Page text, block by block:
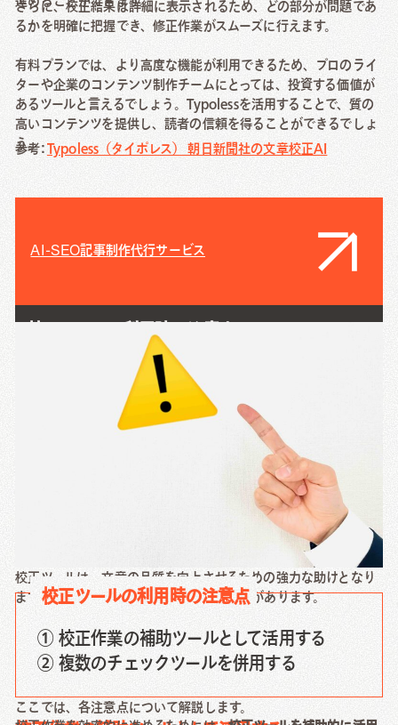
さらに、校正結果は詳細に表示されるため、どの部分が問題であ
るかを明確に把握でき、修正作業がスムーズに行えます。
有料プランでは、より高度な機能が利用できるため、プロのライ
ターや企業のコンテンツ制作チームにとっては、投資する価値が
あるツールと言えるでしょう。Typolessを活用することで、質の
高いコンテンツを提供し、読者の信頼を得ることができるでしょ
う。
参考:Typoless（タイポレス） 朝日新聞社の文章校正AI
AI-SEO記事制作代行サービス
校正ツールの利用時の注意点
校正ツールは、文章の品質を向上させるための強力な助けとなり
ますが、利用する際にはいくつかの注意点があります。
校正ツールの利用時の注意点
① 校正作業の補助ツールとして活用する
② 複数のチェックツールを併用する
ここでは、各注意点について解説します。